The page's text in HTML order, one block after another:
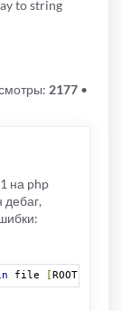
to string
2177 •
на php
дебаг,
file ROOT